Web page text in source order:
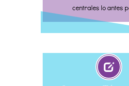
centrales lo antes